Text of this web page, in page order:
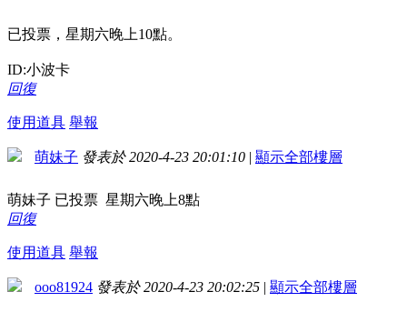
已投票，星期六晚上10點。
ID:小波卡
回復
使用道具 舉報
萌妹子 發表於 2020-4-23 20:01:10 | 顯示全部樓層
萌妹子 已投票 星期六晚上8點
回復
使用道具 舉報
ooo81924 發表於 2020-4-23 20:02:25 | 顯示全部樓層